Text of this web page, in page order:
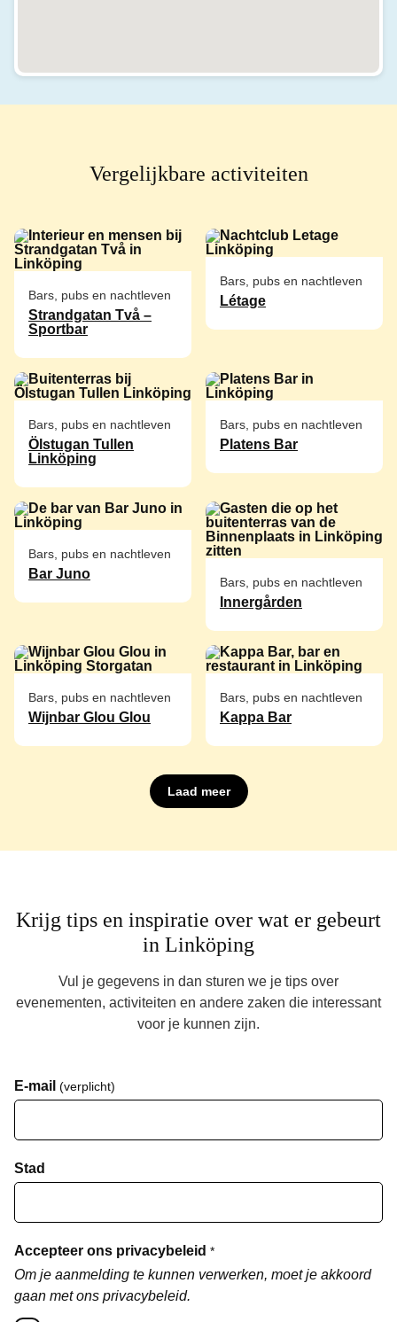
Vergelijkbare activiteiten
Bars, pubs en nachtleven
Strandgatan Två –
Sportbar
Bars, pubs en nachtleven
Létage
Bars, pubs en nachtleven
Ölstugan Tullen
Linköping
Bars, pubs en nachtleven
Platens Bar
Bars, pubs en nachtleven
Bar Juno
Bars, pubs en nachtleven
Innergården
Bars, pubs en nachtleven
Wijnbar Glou Glou
Bars, pubs en nachtleven
Kappa Bar
Laad meer
Krijg tips en inspiratie over wat er gebeurt
in Linköping
Vul je gegevens in dan sturen we je tips over
evenementen, activiteiten en andere zaken die interessant
voor je kunnen zijn.
E-mail (verplicht)
Stad
Accepteer ons privacybeleid *
Om je aanmelding te kunnen verwerken, moet je akkoord
gaan met ons privacybeleid.